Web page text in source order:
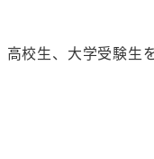
校生、大学受験生